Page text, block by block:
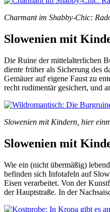
Charmant im Shabby-Chic:
Slowenien mit
Die Ruine der mittelalterlichen
diente früher als Sicherung des
Gemäuer auf eigene Faust zu
recht rudimentär gesichert, und
Slowenien mit Kindern, hier
Slowenien mit
Wie ein (nicht übermäßig)
befinden sich Infotafeln auf
Eisen verarbeitet. Von der
der Hauptstraße. In der